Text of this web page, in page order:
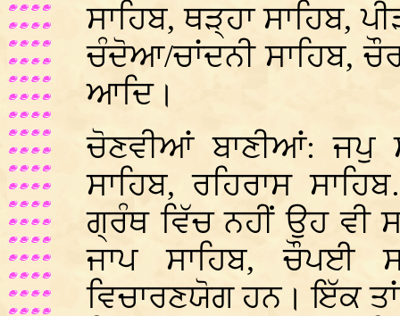
ਸਾਹਿਬ, ਥੜ੍ਹਾ ਸਾਹਿਬ,
ਚੰਦੋਆ/ਚਾਂਦਨੀ ਸਾਹਿਬ,
ਆਦਿ।
ਚੋਣਵੀਆਂ ਬਾਣੀਆਂ: ਜਪੁ
ਸਾਹਿਬ, ਰਹਿਰਾਸ
ਗ੍ਰੰਥ ਵਿੱਚ ਨਹੀਂ ਉਹ ਵੀ
ਜਾਪ ਸਾਹਿਬ, ਚੌਪਈ
ਵਿਚਾਰਣਯੋਗ ਹਨ। ਇੱਕ